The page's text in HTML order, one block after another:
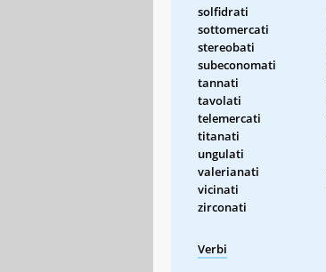
solfidrati
sottomercati
stereobati
subeconomati
tannati
tavolati
telemercati
titanati
ungulati
valerianati
vicinati
zirconati
Verbi